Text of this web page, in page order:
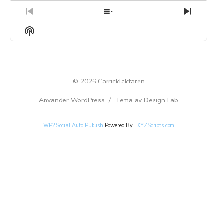
PREVIOUS
EPISODE
SHOW
EPISODES
NEXT
Show
Podcast
© 2026 Carrickläktaren
Använder WordPress / Tema av Design Lab
WP2Social Auto Publish Powered By : XYZScripts.com